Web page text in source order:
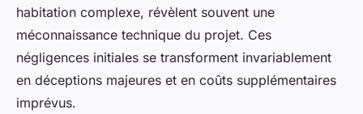
habitation complexe, révèlent souvent une
méconnaissance technique du projet. Ces
négligences initiales se transforment invariablement
en déceptions majeures et en coûts supplémentaires
imprévus.